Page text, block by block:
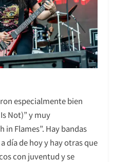
especialmente bien
Not)” y muy
in Flames”. Hay bandas
día de hoy y hay otras que
con juventud y se